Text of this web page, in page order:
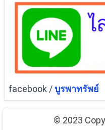
facebook /บูรพาทรัพย์
© 2023